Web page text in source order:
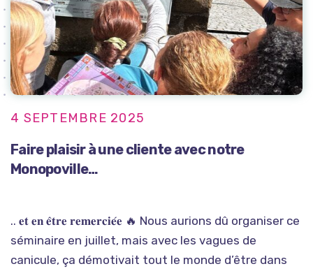
4 SEPTEMBRE 2025
Faire plaisir à une cliente avec notre
Monopoville…
.. 𝐞𝐭 𝐞𝐧 𝐞̂𝐭𝐫𝐞 𝐫𝐞𝐦𝐞𝐫𝐜𝐢𝐞́𝐞 🔥 Nous aurions dû organiser ce
séminaire en juillet, mais avec les vagues de
canicule, ça démotivait tout le monde d’être dans